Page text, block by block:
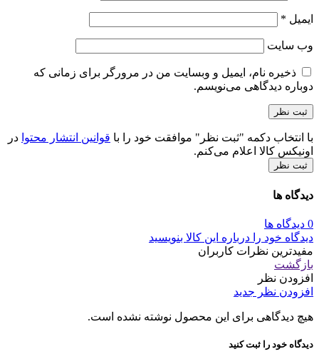
ایمیل *
وب‌ سایت
ذخیره نام، ایمیل و وبسایت من در مرورگر برای زمانی که
دوباره دیدگاهی می‌نویسم.
با انتخاب دکمه "ثبت نظر" موافقت خود را با قوانین انتشار محتوا در
اونیکس کالا اعلام می‌کنم.
ثبت نظر
دیدگاه ها
0 دیدگاه ها
دیدگاه خود را درباره این کالا بنویسید
مفیدترین نظرات کاربران
بازگشت
افزودن نظر
افزودن نظر جدید
هیچ دیدگاهی برای این محصول نوشته نشده است.
دیدگاه خود را ثبت کنید